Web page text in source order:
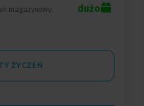
magazynowy: dużo
ŻYCZEŃ